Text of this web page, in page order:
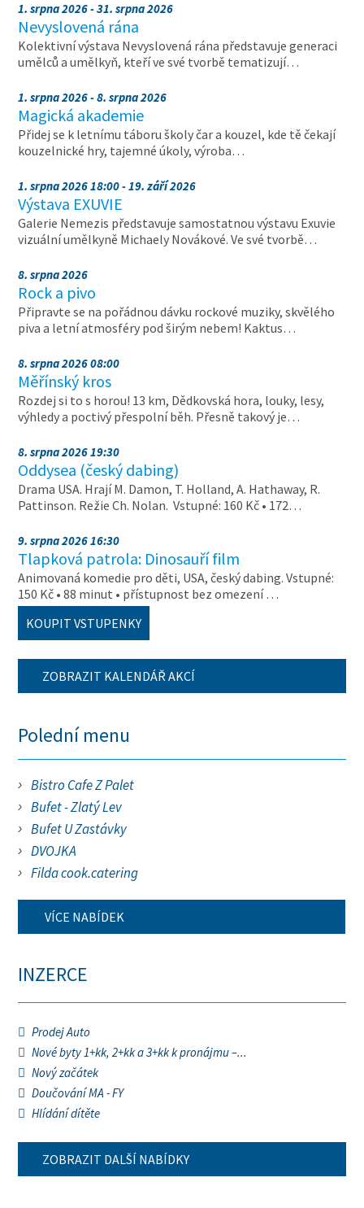
1. srpna 2026 - 31. srpna 2026
Nevyslovená rána
Kolektivní výstava Nevyslovená rána představuje generaci
umělců a umělkyň, kteří ve své tvorbě tematizují…
1. srpna 2026 - 8. srpna 2026
Magická akademie
Přidej se k letnímu táboru školy čar a kouzel, kde tě čekají
kouzelnické hry, tajemné úkoly, výroba…
1. srpna 2026 18:00 - 19. září 2026
Výstava EXUVIE
Galerie Nemezis představuje samostatnou výstavu Exuvie
vizuální umělkyně Michaely Novákové. Ve své tvorbě…
8. srpna 2026
Rock a pivo
Připravte se na pořádnou dávku rockové muziky, skvělého
piva a letní atmosféry pod širým nebem! Kaktus…
8. srpna 2026 08:00
Měřínský kros
Rozdej si to s horou! 13 km, Dědkovská hora, louky, lesy,
výhledy a poctivý přespolní běh. Přesně takový je…
8. srpna 2026 19:30
Oddysea (český dabing)
Drama USA. Hrají M. Damon, T. Holland, A. Hathaway, R.
Pattinson. Režie Ch. Nolan. Vstupné: 160 Kč • 172…
9. srpna 2026 16:30
Tlapková patrola: Dinosauří film
Animovaná komedie pro děti, USA, český dabing. Vstupné:
150 Kč • 88 minut • přístupnost bez omezení …
KOUPIT VSTUPENKY
ZOBRAZIT KALENDÁŘ AKCÍ
Polední menu
Bistro Cafe Z Palet
Bufet - Zlatý Lev
Bufet U Zastávky
DVOJKA
Filda cook.catering
VÍCE NABÍDEK
INZERCE
Prodej Auto
Nové byty 1+kk, 2+kk a 3+kk k pronájmu –...
Nový začátek
Doučování MA - FY
Hlídání dítěte
ZOBRAZIT DALŠÍ NABÍDKY